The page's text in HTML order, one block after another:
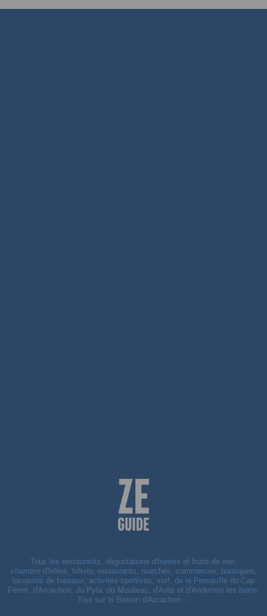
Tous les restaurants, dégustations d'huitres et fruits de mer,
chambre d'hôtes, hôtels, restaurants, marchés, commerces, boutiques,
locations de bateaux, activités sportives, surf, de la Presqu'île du Cap
Ferret, d'Arcachon, du Pyla, du Moulleau, d'Arès et d'Andernos les bains.
Tout sur le Bassin d'Arcachon ...